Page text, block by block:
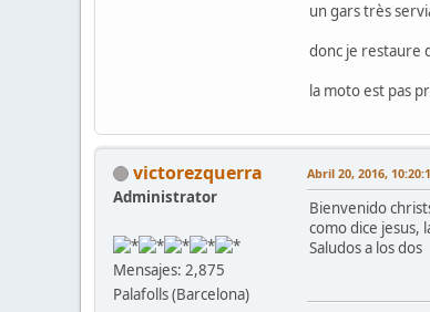
un gars très
donc je restaure
la moto est pas
victorezquerra
Administrator
Mensajes: 2,875
Palafolls (Barcelona)
Abril 20, 2016,
Bienvenido
como dice jesus,
Saludos a los dos